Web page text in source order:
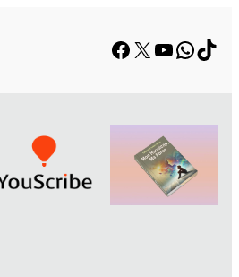
Facebook
X YouTube